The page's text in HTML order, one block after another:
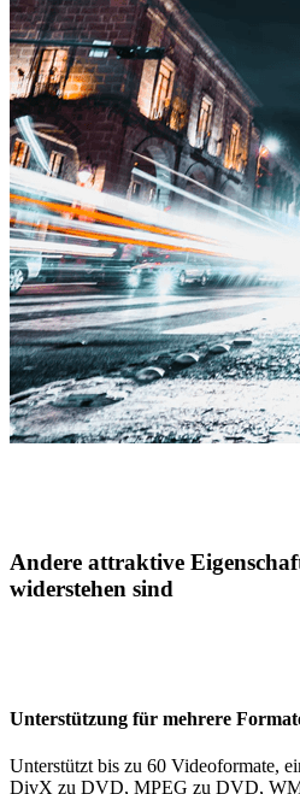
Andere attraktive
widerstehen sind
Unterstützung für mehrere
Unterstützt bis zu 60 Videoformate,
DivX zu DVD, MPEG zu DVD,